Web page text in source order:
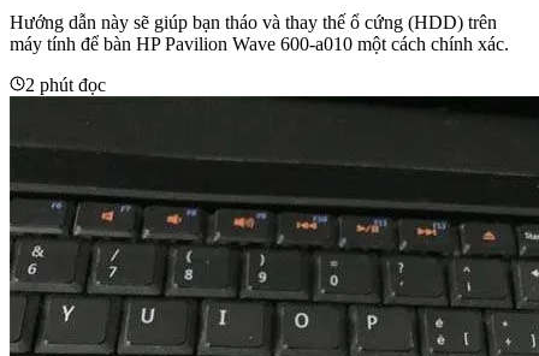
Hướng dẫn này sẽ giúp bạn tháo và thay thế ổ cứng (HDD) trên
máy tính để bàn HP Pavilion Wave 600-a010 một cách chính xác.
2 phút đọc